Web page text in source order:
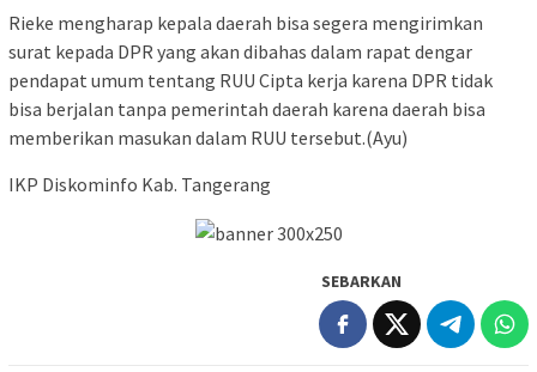
Rieke mengharap kepala daerah bisa segera mengirimkan
surat kepada DPR yang akan dibahas dalam rapat dengar
pendapat umum tentang RUU Cipta kerja karena DPR tidak
bisa berjalan tanpa pemerintah daerah karena daerah bisa
memberikan masukan dalam RUU tersebut.(Ayu)
IKP Diskominfo Kab. Tangerang
SEBARKAN